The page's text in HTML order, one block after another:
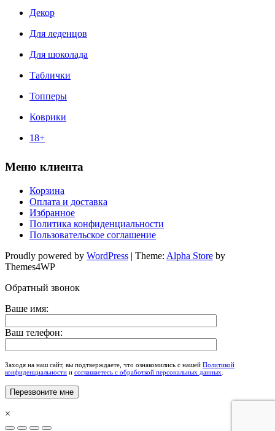
Декор
Для леденцов
Для шоколада
Таблички
Топперы
Коврики
18+
Меню клиента
Корзина
Оплата и доставка
Избранное
Политика конфиденциальности
Пользовательское соглашение
Proudly powered by WordPress | Theme: Alpha Store by
Themes4WP
Обратный звонок
Ваше имя:
Ваш телефон:
Заходя на наш сайт, вы подтверждаете, что ознакомились с нашей Политикой
конфиденциальности и соглашаетесь с обработкой персональных данных
×